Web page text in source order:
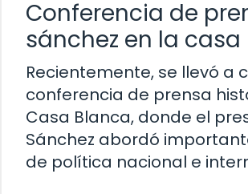
Conferencia de
sánchez en la
Recientemente, se llevó a
conferencia de prensa
Casa Blanca, donde el
Sánchez abordó
de política nacional e